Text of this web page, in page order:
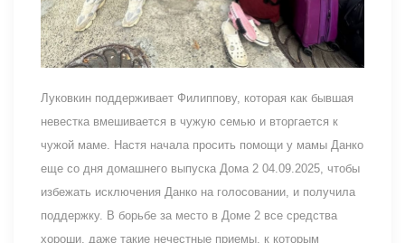
Луковкин поддерживает Филиппову, которая как бывшая
невестка вмешивается в чужую семью и вторгается к
чужой маме. Настя начала просить помощи у мамы Данко
еще со дня домашнего выпуска Дома 2 04.09.2025, чтобы
избежать исключения Данко на голосовании, и получила
поддержку. В борьбе за место в Доме 2 все средства
хороши, даже такие нечестные приемы, к которым